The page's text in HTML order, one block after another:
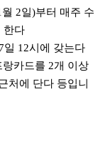
2일)부터 매주 수
한다
일 12시에 갖는다
카드를 2개 이상
처에 단다 등입니